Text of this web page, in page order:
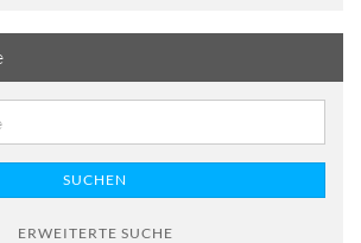
SUCHEN
ERWEITERTE SUCHE